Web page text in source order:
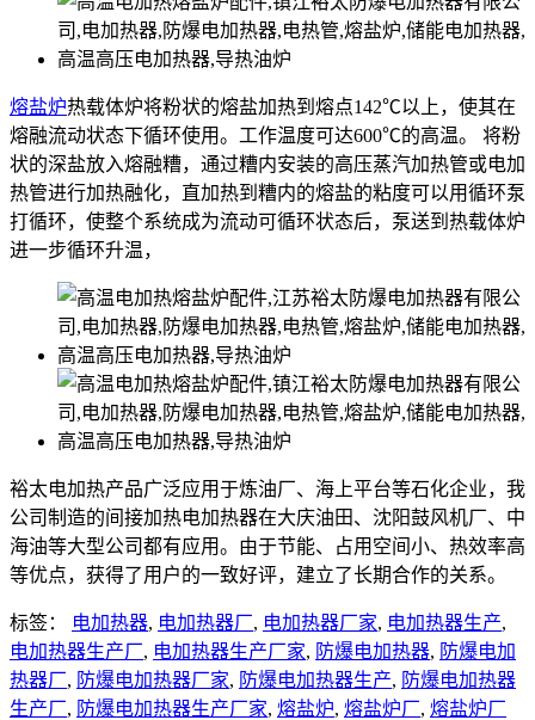
熔盐炉热载体炉将粉状的熔盐加热到熔点142℃以上，使其在
熔融流动状态下循环使用。工作温度可达600℃的高温。 将粉
状的深盐放入熔融糟，通过糟内安装的高压蒸汽加热管或电加
热管进行加热融化，直加热到糟内的熔盐的粘度可以用循环泵
打循环，使整个系统成为流动可循环状态后，泵送到热载体炉
进一步循环升温，
裕太电加热产品广泛应用于炼油厂、海上平台等石化企业，我
公司制造的间接加热电加热器在大庆油田、沈阳鼓风机厂、中
海油等大型公司都有应用。由于节能、占用空间小、热效率高
等优点，获得了用户的一致好评，建立了长期合作的关系。
标签： 电加热器, 电加热器厂, 电加热器厂家, 电加热器生产,
电加热器生产厂, 电加热器生产厂家, 防爆电加热器, 防爆电加
热器厂, 防爆电加热器厂家, 防爆电加热器生产, 防爆电加热器
生产厂, 防爆电加热器生产厂家, 熔盐炉, 熔盐炉厂, 熔盐炉厂